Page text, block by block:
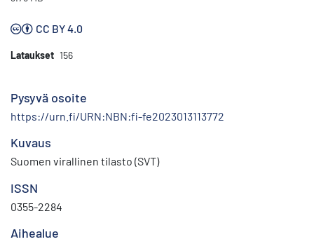
CC BY 4.0
Lataukset 156
Pysyvä osoite
https://urn.fi/URN:NBN:fi-fe2023013113772
Kuvaus
Suomen virallinen tilasto (SVT)
ISSN
0355-2284
Aihealue